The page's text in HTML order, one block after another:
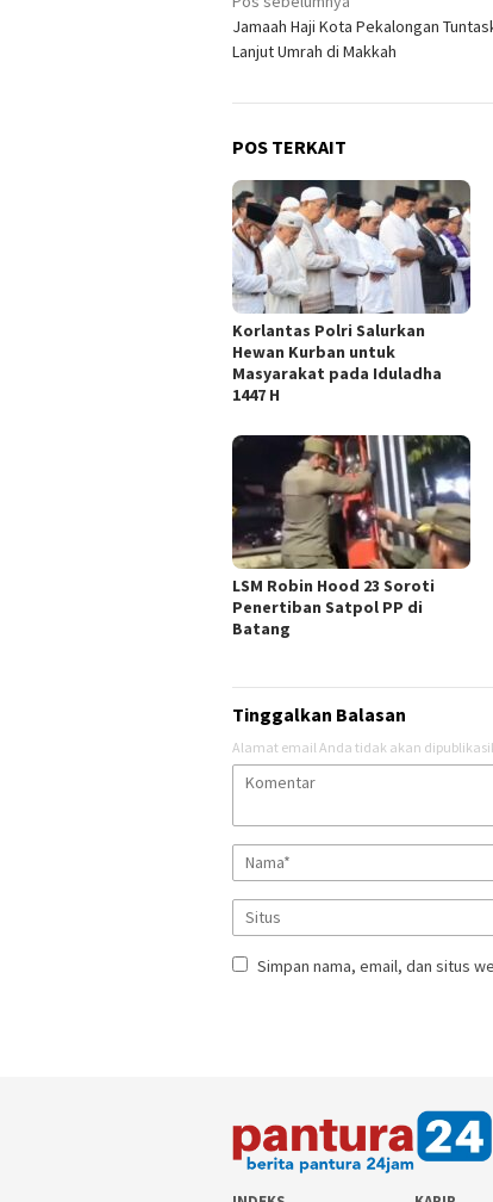
Navigasi
pos
Jamaah Haji Kota Pekalongan
Lanjut Umrah di Makkah
POS TERKAIT
Korlantas Polri Salurkan
Hewan Kurban untuk
Masyarakat pada Iduladha
1447 H
LSM Robin Hood 23 Soroti
Penertiban Satpol PP di
Batang
Tinggalkan Balasan
Alamat email Anda tidak akan
Simpan nama, email, dan situs